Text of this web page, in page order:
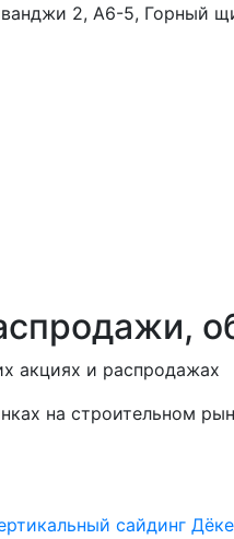
2, А6-5, Горный
акциях и распродажах
на строительном
сайдинг